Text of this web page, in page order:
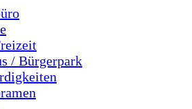
/ Bürgerpark